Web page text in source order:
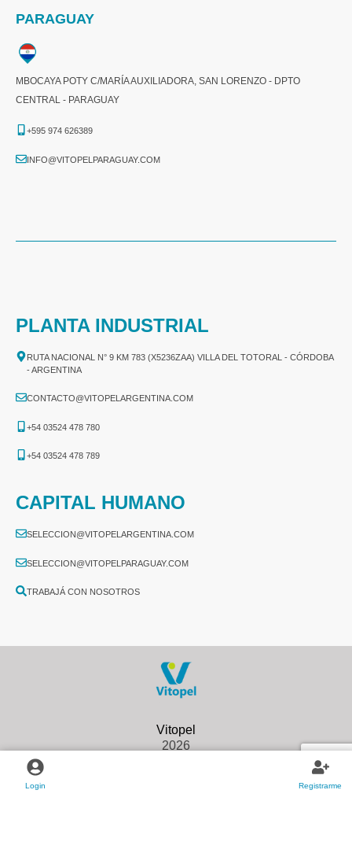
Login Registrarme
PARAGUAY
MBOCAYA POTY C/MARÍA AUXILIADORA, SAN LORENZO - DPTO
CENTRAL - PARAGUAY
+595 974 626389
INFO@VITOPELPARAGUAY.COM
PLANTA INDUSTRIAL
RUTA NACIONAL N° 9 KM 783 (X5236ZAA) VILLA DEL TOTORAL - CÓRDOBA
- ARGENTINA
CONTACTO@VITOPELARGENTINA.COM
+54 03524 478 780​
+54 03524 478 789​
CAPITAL HUMANO
SELECCION@VITOPELARGENTINA.COM
SELECCION@VITOPELPARAGUAY.COM
TRABAJÁ CON NOSOTROS
2026